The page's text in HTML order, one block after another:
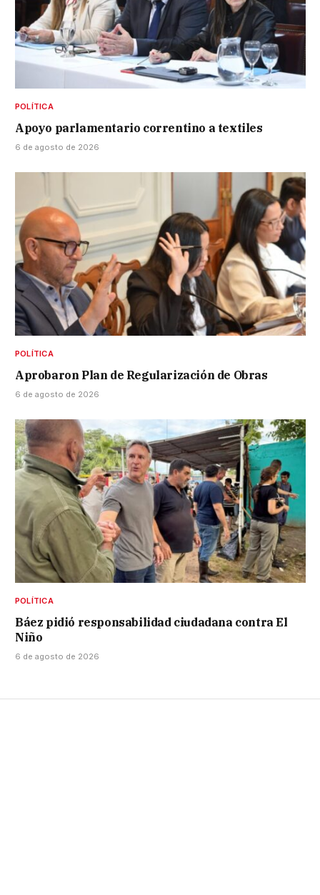
POLÍTICA
Apoyo parlamentario correntino a textiles
6 de agosto de 2026
POLÍTICA
Aprobaron Plan de Regularización de Obras
6 de agosto de 2026
POLÍTICA
Báez pidió responsabilidad ciudadana contra El
Niño
6 de agosto de 2026